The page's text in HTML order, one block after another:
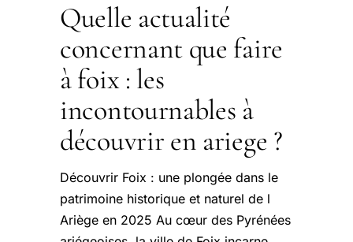
Quelle actualité
concernant que faire
à foix : les
incontournables à
découvrir en ariege ?
Découvrir Foix : une plongée dans le
patrimoine historique et naturel de l
Ariège en 2025 Au cœur des Pyrénées